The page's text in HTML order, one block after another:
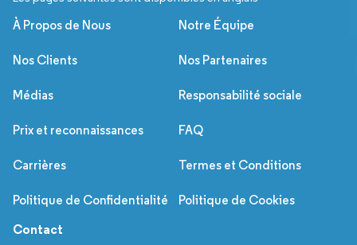
À Propos de Nous Notre Équipe
Nos Clients Nos Partenaires
Médias Responsabilité sociale
Prix et reconnaissances FAQ
Carrières Termes et Conditions
Politique de Confidentialité Politique de Cookies
Contact